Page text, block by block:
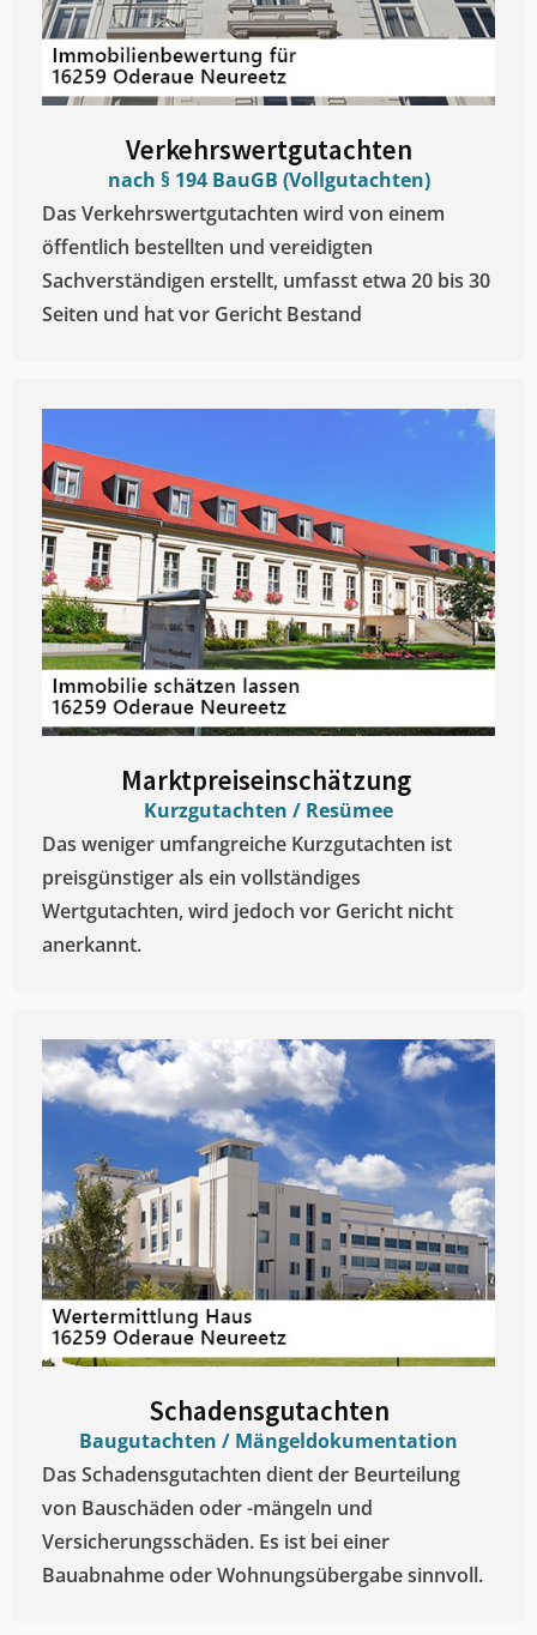
Verkehrswertgutachten
nach § 194 BauGB (Vollgutachten)
Das Verkehrswertgutachten wird von einem
öffentlich bestellten und vereidigten
Sachverständigen erstellt, umfasst etwa 20 bis 30
Seiten und hat vor Gericht Bestand
Marktpreiseinschätzung ​
Kurzgutachten / Resümee
Das weniger umfangreiche Kurzgutachten ist
preisgünstiger als ein vollständiges
Wertgutachten, wird jedoch vor Gericht nicht
anerkannt.
Schadensgutachten
Baugutachten / Mängeldokumentation
Das Schadensgutachten dient der Beurteilung
von Bauschäden oder -mängeln und
Versicherungsschäden. Es ist bei einer
Bauabnahme oder Wohnungsübergabe sinnvoll.